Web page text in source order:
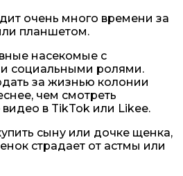
очень много времени за
планшетом.
насекомые с
социальными ролями.
за жизнью колонии
чем смотреть
в TikTok или Likee.
сыну или дочке щенка,
страдает от астмы или